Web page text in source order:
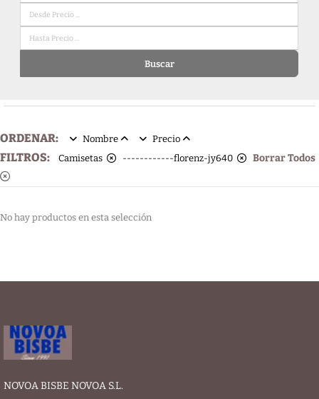
Buscar
ORDENAR: Nombre Precio
FILTROS: Camisetas ------------florenz-jy640 Borrar Todos
No hay productos en esta selección
NOVOA BISBE NOVOA S.L.